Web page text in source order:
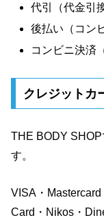
代引（代金引
後払い（コン
コンビニ決済
クレジットカ
THE BODY
す。
VISA・
Card・Nikos・